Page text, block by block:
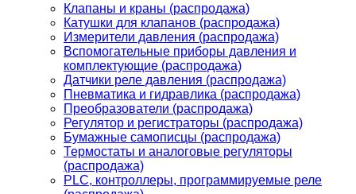
Клапаны и краны (распродажа)
Катушки для клапанов (распродажа)
Измерители давления (распродажа)
Вспомогательные приборы давления и
комплектующие (распродажа)
Датчики реле давления (распродажа)
Пневматика и гидравлика (распродажа)
Преобразователи (распродажа)
Регулятор и регистраторы (распродажа)
Бумажные самописцы (распродажа)
Термостаты и аналоговые регуляторы
(распродажа)
PLС, контроллеры, программируемые реле